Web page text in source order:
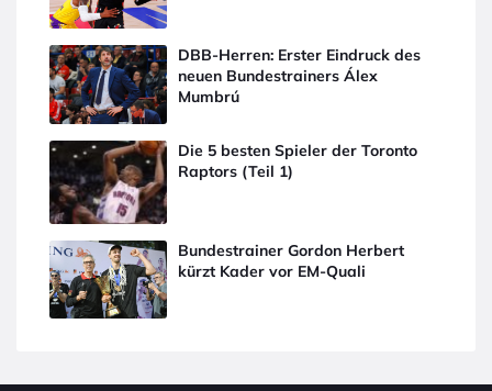
DBB-Herren: Erster Eindruck des
neuen Bundestrainers Álex
Mumbrú
Die 5 besten Spieler der Toronto
Raptors (Teil 1)
Bundestrainer Gordon Herbert
kürzt Kader vor EM-Quali